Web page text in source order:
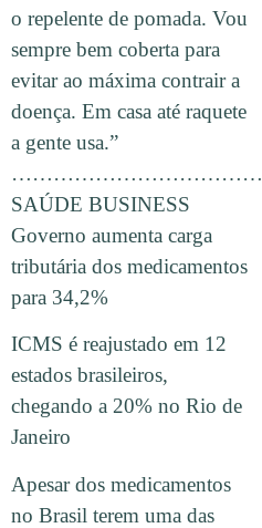
o repelente de pomada. Vou
sempre bem coberta para
evitar ao máxima contrair a
doença. Em casa até raquete
a gente usa.”
………………………………
SAÚDE BUSINESS
Governo aumenta carga
tributária dos medicamentos
para 34,2%
ICMS é reajustado em 12
estados brasileiros,
chegando a 20% no Rio de
Janeiro
Apesar dos medicamentos
no Brasil terem uma das